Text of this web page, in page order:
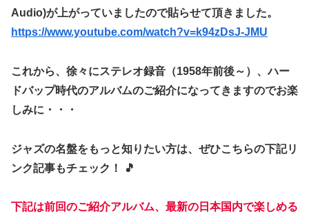
Audio)が上がっていましたので貼らせて頂きました。
https://www.youtube.com/watch?v=k94zDsJ-JMU
これから、徐々にステレオ録音（1958年前後～）、ハー
ドバップ時代のアルバムのご紹介になってきますのでお楽
しみに・・・
ジャズの名盤をもっと知りたい方は、ぜひこちらの下記リ
ンク記事もチェック！ 🎵
下記は前回のご紹介アルバム、最新の日本国内で楽しめる